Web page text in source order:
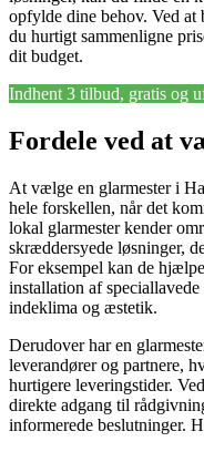
opfylde dine behov. Ved at
du hurtigt sammenligne
dit budget.
Indhent 3 tilbud, gratis og
Fordele ved at
At vælge en glarmester i
hele forskellen, når det
lokal glarmester kender
skræddersyede løsninger,
For eksempel kan de
installation af
indeklima og æstetik.
Derudover har en
leverandører og partnere,
hurtigere leveringstider.
direkte adgang til
informerede beslutninger.